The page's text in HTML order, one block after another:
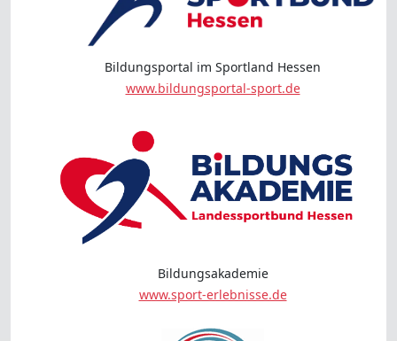
Bildungsportal im Sportland Hessen
www.bildungsportal-sport.de
Bildungsakademie
www.sport-erlebnisse.de